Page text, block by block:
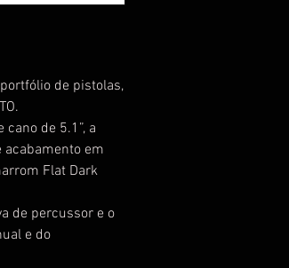
de pistolas,
de 5.1”, a
em
Flat Dark
de percussor e o
e do